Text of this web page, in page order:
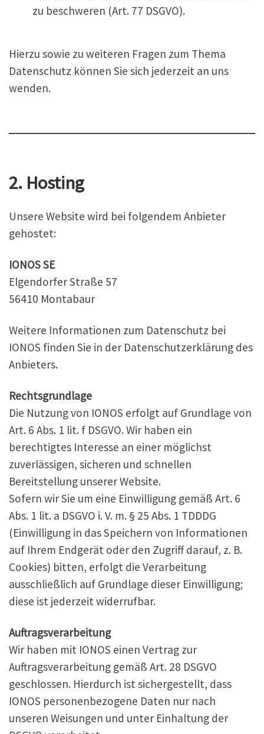
zu beschweren (Art. 77 DSGVO).
Hierzu sowie zu weiteren Fragen zum Thema
Datenschutz können Sie sich jederzeit an uns
wenden.
2. Hosting
Unsere Website wird bei folgendem Anbieter
gehostet:
IONOS SE
Elgendorfer Straße 57
56410 Montabaur
Weitere Informationen zum Datenschutz bei
IONOS finden Sie in der Datenschutzerklärung des
Anbieters.
Rechtsgrundlage
Die Nutzung von IONOS erfolgt auf Grundlage von
Art. 6 Abs. 1 lit. f DSGVO. Wir haben ein
berechtigtes Interesse an einer möglichst
zuverlässigen, sicheren und schnellen
Bereitstellung unserer Website.
Sofern wir Sie um eine Einwilligung gemäß Art. 6
Abs. 1 lit. a DSGVO i. V. m. § 25 Abs. 1 TDDDG
(Einwilligung in das Speichern von Informationen
auf Ihrem Endgerät oder den Zugriff darauf, z. B.
Cookies) bitten, erfolgt die Verarbeitung
ausschließlich auf Grundlage dieser Einwilligung;
diese ist jederzeit widerrufbar.
Auftragsverarbeitung
Wir haben mit IONOS einen Vertrag zur
Auftragsverarbeitung gemäß Art. 28 DSGVO
geschlossen. Hierdurch ist sichergestellt, dass
IONOS personenbezogene Daten nur nach
unseren Weisungen und unter Einhaltung der